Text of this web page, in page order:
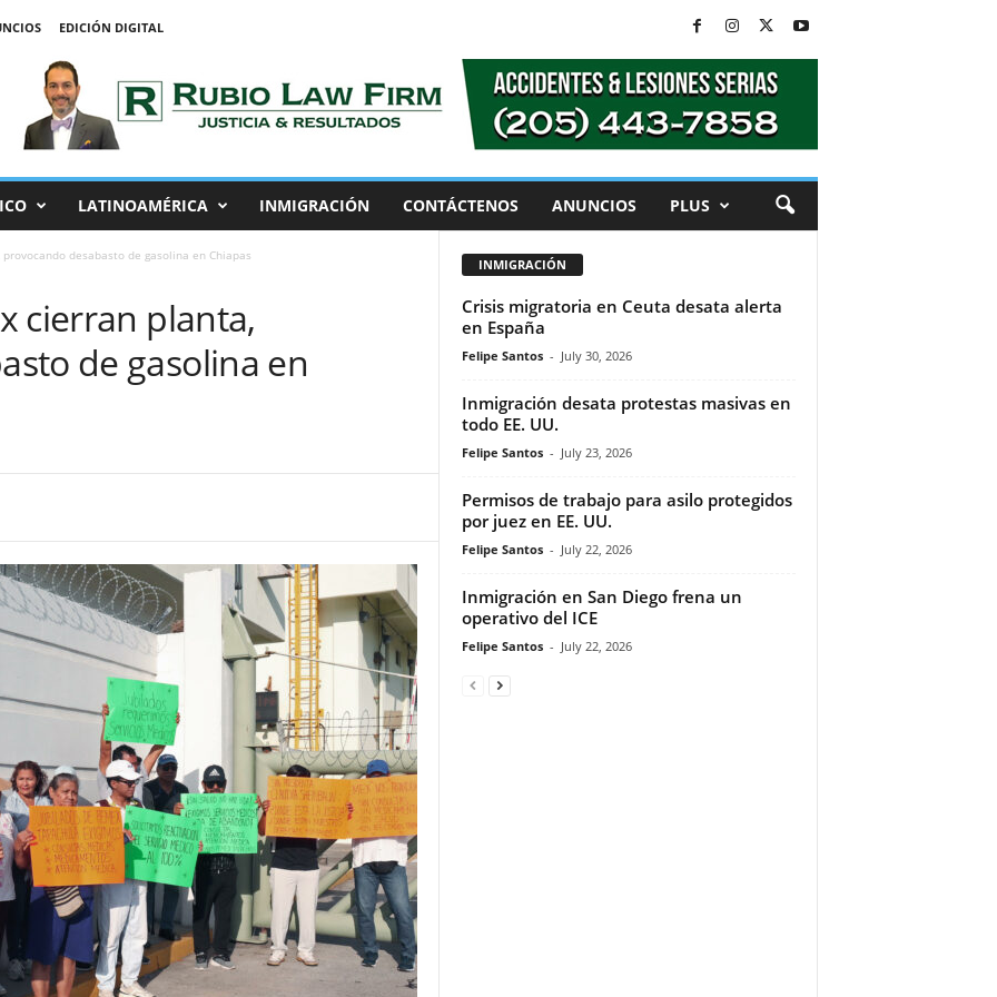
EDICIÓN DIGITAL
LATINOAMÉRICA INMIGRACIÓN CONTÁCTENOS ANUNCIOS PLUS
desabasto de gasolina en Chiapas
cierran planta,
de gasolina en
INMIGRACIÓN
Crisis migratoria en Ceuta desata alerta
en España
Felipe Santos - July 30, 2026
Inmigración desata protestas masivas en
todo EE. UU.
Felipe Santos - July 23, 2026
Permisos de trabajo para asilo protegidos
por juez en EE. UU.
Felipe Santos - July 22, 2026
Inmigración en San Diego frena un
operativo del ICE
Felipe Santos - July 22, 2026